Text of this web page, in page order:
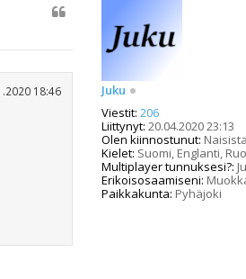
Juku
Viestit: 206
Liittynyt: 20.04.2020 23:13
Olen kiinnostunut: Naisista
Kielet: Suomi, Englanti,
Multiplayer tunnuksesi?:
Erikoisosaamiseni:
Paikkakunta: Pyhäjoki
18:46